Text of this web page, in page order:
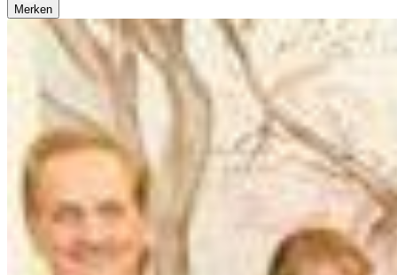
Merken